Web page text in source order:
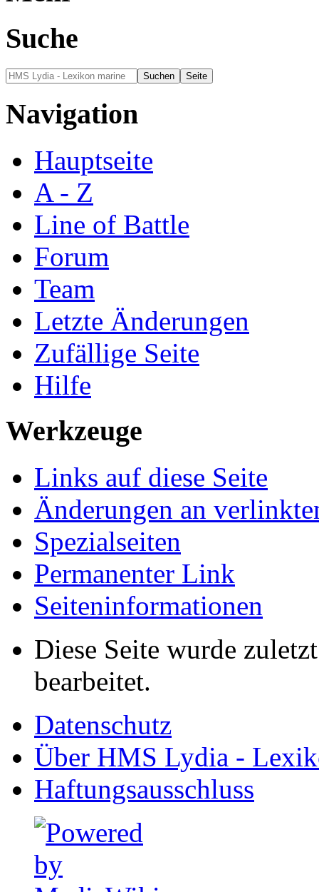
Suche
Navigation
Hauptseite
A - Z
Line of Battle
Forum
Team
Letzte Änderungen
Zufällige Seite
Hilfe
Werkzeuge
Links auf diese Seite
Änderungen an
Spezialseiten
Permanenter Link
Seiten­informationen
Diese Seite wurde
bearbeitet.
Datenschutz
Über HMS Lydia -
Haftungsausschluss